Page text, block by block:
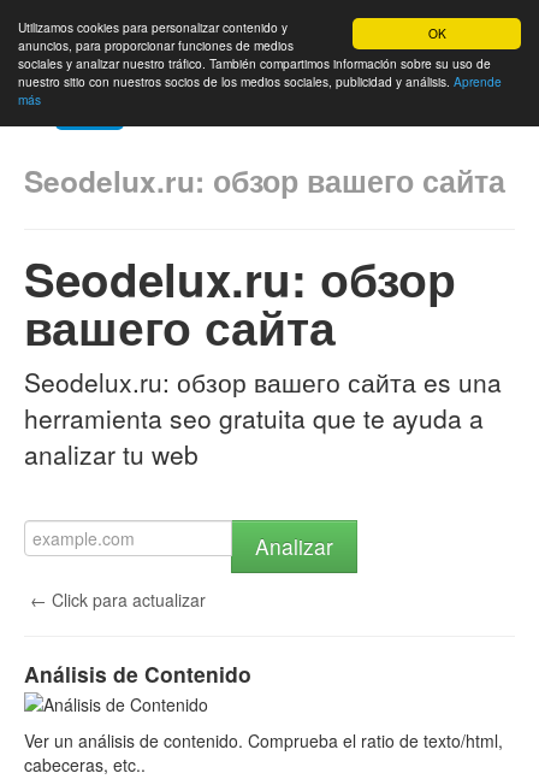
OK
Utilizamos cookies para personalizar contenido y
anuncios, para proporcionar funciones de medios
sociales y analizar nuestro tráfico. También compartimos información sobre su uso de
nuestro sitio con nuestros socios de los medios sociales, publicidad y análisis. Aprende
más
Seodelux.ru: обзор вашего сайта
Seodelux.ru: обзор
вашего сайта
Seodelux.ru: обзор вашего сайта es una
herramienta seo gratuita que te ayuda a
analizar tu web
Analizar
← Click para actualizar
Análisis de Contenido
Ver un análisis de contenido. Comprueba el ratio de texto/html,
cabeceras, etc..